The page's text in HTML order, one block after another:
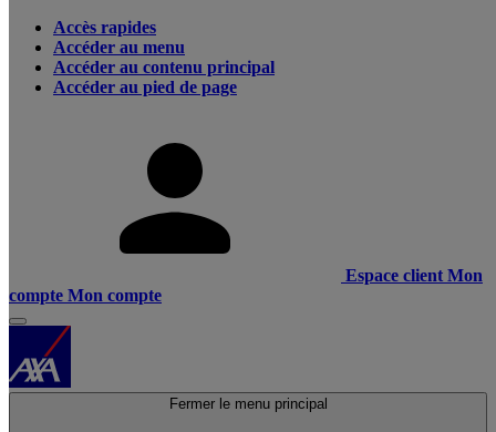
Accès rapides
Accéder au menu
Accéder au contenu principal
Accéder au pied de page
Espace client Mon
compte Mon compte
Fermer le menu principal